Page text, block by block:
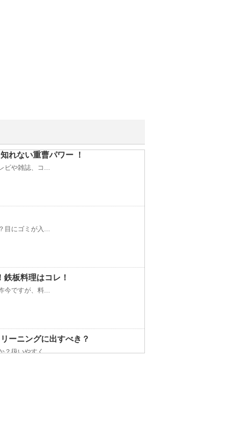
れない重曹パワー ！
ビや雑誌、コ...
にゴミが入...
板料理はコレ！
ですが、料...
ーニングに出すべき？
？扱いやすく...